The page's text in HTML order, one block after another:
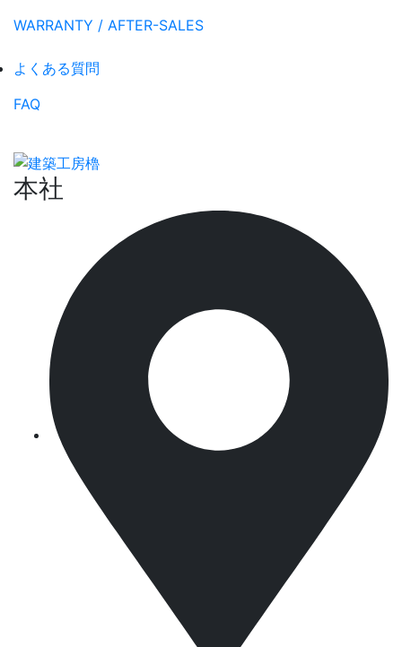
WARRANTY / AFTER-SALES
よくある質問
FAQ
本社